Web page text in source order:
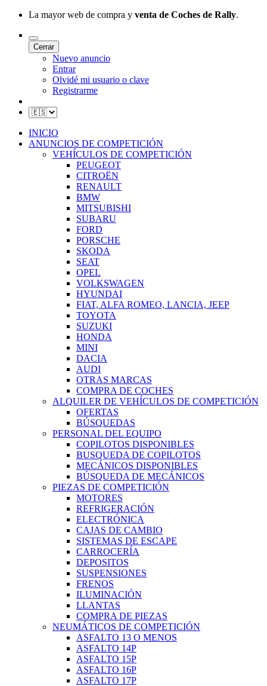
La mayor web de compra y venta de Coches de Rally.
Cerrar
Nuevo anuncio
Entrar
Olvidé mi usuario o clave
Registrarme
INICIO
ANUNCIOS DE COMPETICIÓN
VEHÍCULOS DE COMPETICIÓN
PEUGEOT
CITROËN
RENAULT
BMW
MITSUBISHI
SUBARU
FORD
PORSCHE
SKODA
SEAT
OPEL
VOLKSWAGEN
HYUNDAI
FIAT, ALFA ROMEO, LANCIA, JEEP
TOYOTA
SUZUKI
HONDA
MINI
DACIA
AUDI
OTRAS MARCAS
COMPRA DE COCHES
ALQUILER DE VEHÍCULOS DE COMPETICIÓN
OFERTAS
BÚSQUEDAS
PERSONAL DEL EQUIPO
COPILOTOS DISPONIBLES
BUSQUEDA DE COPILOTOS
MECÁNICOS DISPONIBLES
BÚSQUEDA DE MECÁNICOS
PIEZAS DE COMPETICIÓN
MOTORES
REFRIGERACIÓN
ELECTRÓNICA
CAJAS DE CAMBIO
SISTEMAS DE ESCAPE
CARROCERÍA
DEPOSITOS
SUSPENSIONES
FRENOS
ILUMINACIÓN
LLANTAS
COMPRA DE PIEZAS
NEUMÁTICOS DE COMPETICIÓN
ASFALTO 13 O MENOS
ASFALTO 14P
ASFALTO 15P
ASFALTO 16P
ASFALTO 17P